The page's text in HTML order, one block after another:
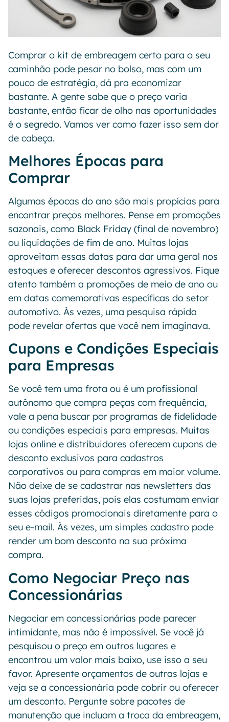
Comprar o kit de embreagem certo para o seu
caminhão pode pesar no bolso, mas com um
pouco de estratégia, dá pra economizar
bastante. A gente sabe que o preço varia
bastante, então ficar de olho nas oportunidades
é o segredo. Vamos ver como fazer isso sem dor
de cabeça.
Melhores Épocas para
Comprar
Algumas épocas do ano são mais propícias para
encontrar preços melhores. Pense em promoções
sazonais, como Black Friday (final de novembro)
ou liquidações de fim de ano. Muitas lojas
aproveitam essas datas para dar uma geral nos
estoques e oferecer descontos agressivos. Fique
atento também a promoções de meio de ano ou
em datas comemorativas específicas do setor
automotivo. Às vezes, uma pesquisa rápida
pode revelar ofertas que você nem imaginava.
Cupons e Condições Especiais
para Empresas
Se você tem uma frota ou é um profissional
autônomo que compra peças com frequência,
vale a pena buscar por programas de fidelidade
ou condições especiais para empresas. Muitas
lojas online e distribuidores oferecem cupons de
desconto exclusivos para cadastros
corporativos ou para compras em maior volume.
Não deixe de se cadastrar nas newsletters das
suas lojas preferidas, pois elas costumam enviar
esses códigos promocionais diretamente para o
seu e-mail. Às vezes, um simples cadastro pode
render um bom desconto na sua próxima
compra.
Como Negociar Preço nas
Concessionárias
Negociar em concessionárias pode parecer
intimidante, mas não é impossível. Se você já
pesquisou o preço em outros lugares e
encontrou um valor mais baixo, use isso a seu
favor. Apresente orçamentos de outras lojas e
veja se a concessionária pode cobrir ou oferecer
um desconto. Pergunte sobre pacotes de
manutenção que incluam a troca da embreagem,